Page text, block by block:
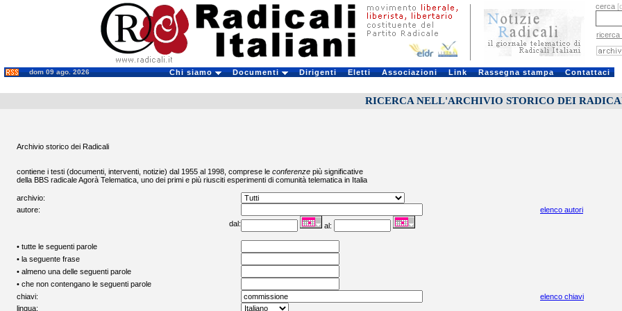
cerca
ricerca
dom 09 ago. 2026 Chi siamo Documenti Dirigenti Eletti Associazioni Link Rassegna stampa Contattaci
RICERCA NELL'ARCHIVIO STORICO DEI
Archivio storico dei Radicali
contiene i testi (documenti, interventi, notizie) dal 1955 al 1998, comprese le conferenze più significative
della BBS radicaleAgorà Telematica , uno dei primi e più riusciti esperimenti di comunità telematica in Italia
archivio:
autore:
elenco autori
dal:
al:
• tutte le seguenti parole
• la seguente frase
• almeno una delle seguenti parole
• che non contengano le seguenti parole
chiavi:
elenco chiavi
lingua: